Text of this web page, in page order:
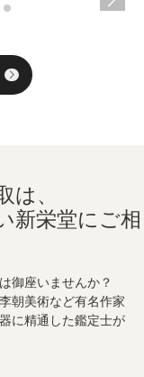
は、
新栄堂にご相
御座いませんか？
朝美術など有名作家
に精通した鑑定士が